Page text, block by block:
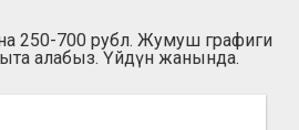
250-700 рубл. Жумуш графиги
алабыз. Үйдүн жанында.